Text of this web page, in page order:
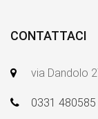
CONTATTACI
via Dandolo
0331 480585